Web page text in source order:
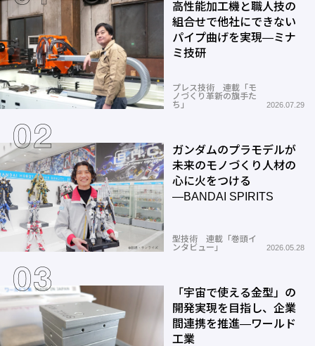
高性能加工機と職人技の
組合せで他社にできない
パイプ曲げを実現―ミナ
ミ技研
プレス技術 連載「モ
ノづくり革新の旗手た
ち」
2026.07.29
ガンダムのプラモデルが
未来のモノづくり人材の
心に火をつける
―BANDAI SPIRITS
型技術 連載「巻頭イ
ンタビュー」
2026.05.28
「宇宙で使える金型」の
開発実現を目指し、企業
間連携を推進―ワールド
工業